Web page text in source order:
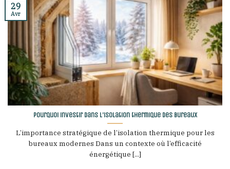
Pourquoi investir dans l’isolation thermique des bureaux
L’importance stratégique de l’isolation thermique pour les
bureaux modernes Dans un contexte où l’efficacité
énergétique [...]
29
Avr